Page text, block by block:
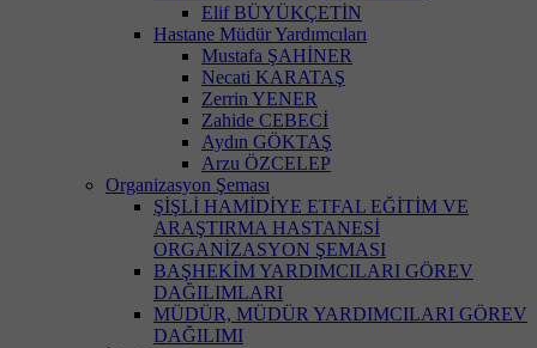
Elif BÜYÜKÇETİN
Hastane Müdür Yardımcıları
Mustafa ŞAHİNER
Necati KARATAŞ
Zerrin YENER
Zahide CEBECİ
Aydın GÖKTAŞ
Arzu ÖZCELEP
Organizasyon Şeması
ŞİŞLİ HAMİDİYE ETFAL EĞİTİM VE
ARAŞTIRMA HASTANESİ
ORGANİZASYON ŞEMASI
BAŞHEKİM YARDIMCILARI GÖREV
DAĞILIMLARI
MÜDÜR, MÜDÜR YARDIMCILARI GÖREV
DAĞILIMI